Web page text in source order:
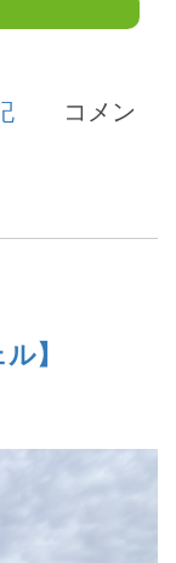
コメン
】